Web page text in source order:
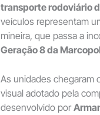
transporte rodoviário
veículos representam
mineira, que passa a
Geração 8 da
As unidades chegaram
visual adotado pela
desenvolvido por